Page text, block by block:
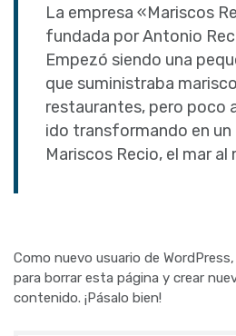
La empresa «Mariscos
fundada por Antonio
Empezó siendo una
que suministraba
restaurantes, pero poco
ido transformando en un
Mariscos Recio, el mar al
Como nuevo usuario de
para borrar esta página y crear
contenido. ¡Pásalo bien!